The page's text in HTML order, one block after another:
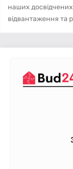
наших
відвантаження та